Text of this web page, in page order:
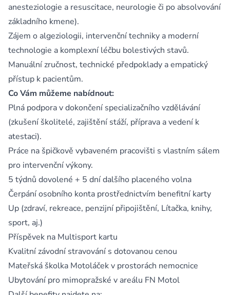
anesteziologie a resuscitace, neurologie či po absolvování
základního kmene).
Zájem o algeziologii, intervenční techniky a moderní
technologie a komplexní léčbu bolestivých stavů.
Manuální zručnost, technické předpoklady a empatický
přístup k pacientům.
Co Vám můžeme nabídnout:
Plná podpora v dokončení specializačního vzdělávání
(zkušení školitelé, zajištění stáží, příprava a vedení k
atestaci).
Práce na špičkově vybaveném pracovišti s vlastním sálem
pro intervenční výkony.
5 týdnů dovolené + 5 dní dalšího placeného volna
Čerpání osobního konta prostřednictvím benefitní karty
Up (zdraví, rekreace, penzijní připojištění, Lítačka, knihy,
sport, aj.)
Příspěvek na Multisport kartu
Kvalitní závodní stravování s dotovanou cenou
Mateřská školka Motoláček v prostorách nemocnice
Ubytování pro mimopražské v areálu FN Motol